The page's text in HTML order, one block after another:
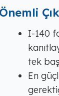
Önemli
I-140
tek
En